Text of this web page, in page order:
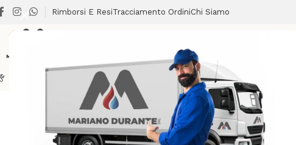
Rimborsi E ResiTracciamento OrdiniChi Siamo
CLIMATIZZAZIONE LAVANDERIA RISCALDAMENTO
RUBINETTERIA/RUBINETTI VASCA/PIRALLA